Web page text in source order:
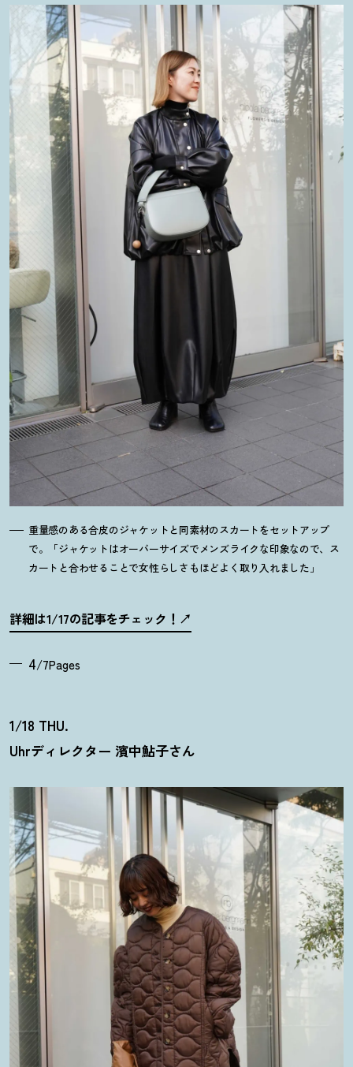
重量感のある合皮のジャケットと同素材のスカートをセットアップ
で。「ジャケットはオーバーサイズでメンズライクな印象なので、ス
カートと合わせることで女性らしさもほどよく取り入れました」
詳細は1/17の記事をチェック ！
4/7Pages
1/18 THU.
Uhrディレクター 濱中鮎子さん